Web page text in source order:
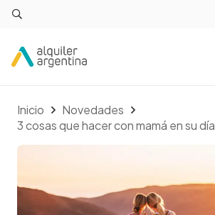
Inicio
Novedades
3 cosas que hacer con mamá en su día